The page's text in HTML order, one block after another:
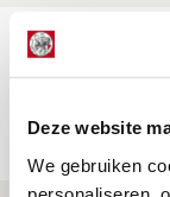
Deze website
We gebruiken
Trotse
voor mijn